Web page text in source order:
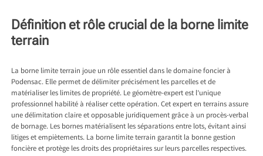
Définition et rôle crucial de la borne limite
terrain
La borne limite terrain joue un rôle essentiel dans le domainefoncier à
Podensac. Elle permet de délimiter précisément les parcelles et de
matérialiser les limites de propriété. Le géomètre-expert est l’unique
professionnel habilité à réaliser cette opération. Cet expert en terrains assure
une délimitation claire et opposable juridiquement grâce à un procès-verbal
de bornage. Les bornes matérialisent les séparations entre lots, évitant ainsi
litiges et empiètements. La borne limite terrain garantit la bonne gestion
foncière et protège les droits des propriétaires sur leurs parcelles respectives.